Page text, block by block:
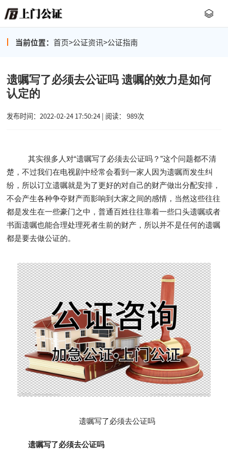
当前位置： 首页>公证资讯>公证指南
遗嘱写了必须去公证吗 遗嘱的效力是如何
认定的
发布时间：2022-02-24 17:50:24 | 阅读： 989次
其实很多人对“遗嘱写了必须去公证吗？”这个问题都不清
楚，不过我们在电视剧中经常会看到一家人因为遗嘱而发生纠
纷，所以订立遗嘱就是为了更好的对自己的财产做出分配安排，
不会产生各种争夺财产而影响到大家之间的感情，当然这些往往
都是发生在一些豪门之中，普通百姓往往靠着一些口头遗嘱或者
书面遗嘱也能合理处理死者生前的财产，所以并不是任何的遗嘱
都是要去做公证的。
遗嘱写了必须去公证吗
遗嘱写了必须去公证吗